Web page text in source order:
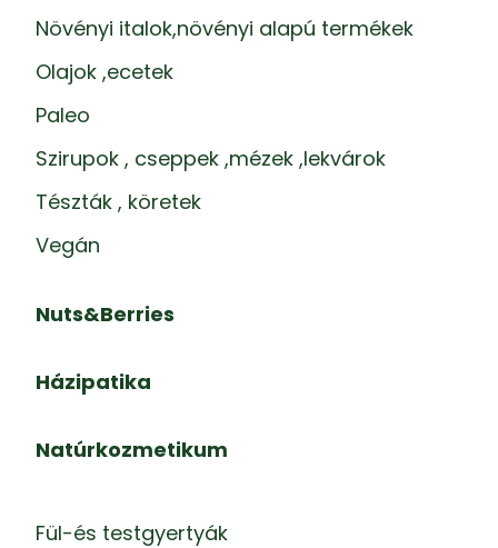
Növényi italok,növényi alapú termékek
Olajok ,ecetek
Paleo
Szirupok , cseppek ,mézek ,lekvárok
Tészták , köretek
Vegán
Nuts&Berries
Házipatika
Natúrkozmetikum
Fül-és testgyertyák